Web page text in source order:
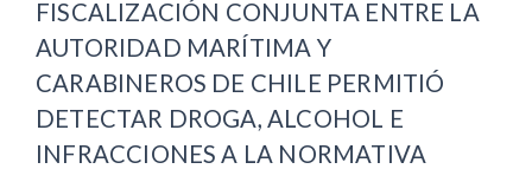
FISCALIZACIÓN CONJUNTA ENTRE LA
AUTORIDAD MARÍTIMA Y
CARABINEROS DE CHILE PERMITIÓ
DETECTAR DROGA, ALCOHOL E
INFRACCIONES A LA NORMATIVA